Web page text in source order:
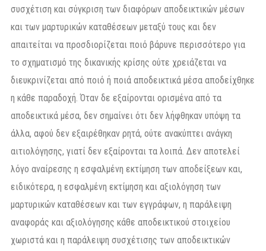
συσχέτιση και σύγκριση των διαφόρων αποδεικτικών μέσων
και των μαρτυρικών καταθέσεων μεταξύ τους και δεν
απαιτείται να προσδιορίζεται ποιό βάρυνε περισσότερο για
το σχηματισμό της δικανικής κρίσης ούτε χρειάζεται να
διευκρινίζεται από ποιό ή ποιά αποδεικτικά μέσα αποδείχθηκε
η κάθε παραδοχή. Όταν δε εξαίρονται ορισμένα από τα
αποδεικτικά μέσα, δεν σημαίνει ότι δεν λήφθηκαν υπόψη τα
άλλα, αφού δεν εξαιρέθηκαν ρητά, ούτε ανακύπτει ανάγκη
αιτιολόγησης, γιατί δεν εξαίρονται τα λοιπά. Δεν αποτελεί
λόγο αναίρεσης η εσφαλμένη εκτίμηση των αποδείξεων και,
ειδικότερα, η εσφαλμένη εκτίμηση και αξιολόγηση των
μαρτυρικών καταθέσεων και των εγγράφων, η παράλειψη
αναφοράς και αξιολόγησης κάθε αποδεικτικού στοιχείου
χωριστά και η παράλειψη συσχέτισης των αποδεικτικών